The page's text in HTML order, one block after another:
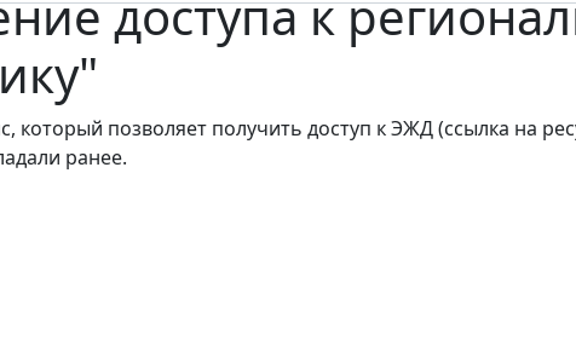
доступа к
который позволяет получить доступ к ЭЖД (ссылка на
ранее.